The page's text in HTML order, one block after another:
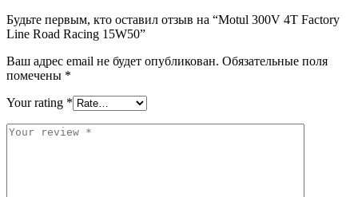
Будьте первым, кто оставил отзыв на “Motul 300V 4T Factory
Line Road Racing 15W50”
Ваш адрес email не будет опубликован. Обязательные поля
помечены *
Your rating *